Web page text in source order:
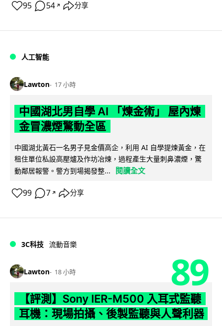
95 54 ↗ 分享
人工智能
Lawton 17 小時
中國湖北男自學 AI 「煉金術」 屋內煉
金冒濃煙驚動全區
中國湖北黃石一名男子見金價高企，利用 AI 自學提煉黃金，在
租住單位私設高壓爐及作坊冶煉，過程產生大量刺鼻濃煙，驚
動鄰居報警。警方到場揭發整...
閱讀全文
99 7 ↗ 分享
3C科技 流動音樂
Lawton 18 小時 89
【評測】Sony IER-M500 入耳式監聽
耳機：現場拍攝、後製監聽與人聲利器